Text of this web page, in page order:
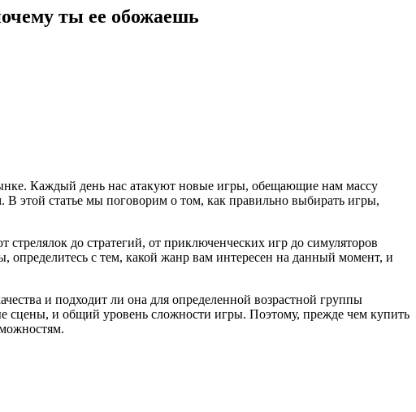
ты ее обожаешь
Каждый день нас атакуют новые игры, обещающие нам массу
В этой статье мы поговорим о том, как правильно выбирать игры,
до стратегий, от приключенческих игр до симуляторов
с тем, какой жанр вам интересен на данный момент, и
и подходит ли она для определенной возрастной группы
сцены, и общий уровень сложности игры. Поэтому, прежде чем купить